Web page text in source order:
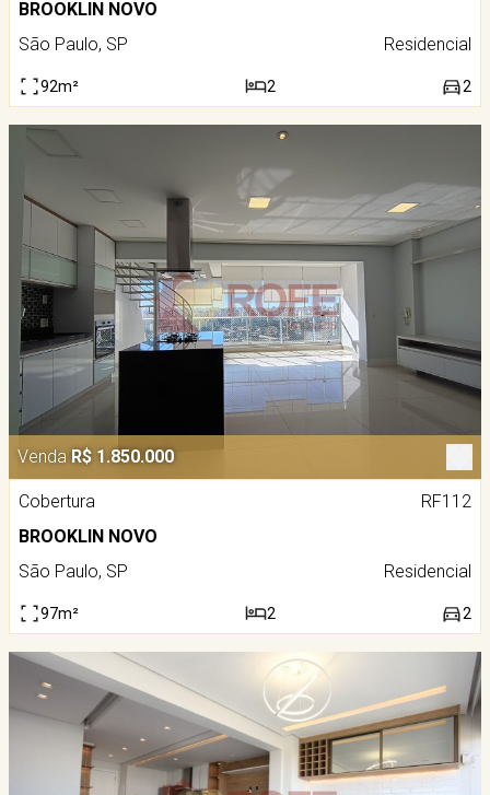
BROOKLIN NOVO
São Paulo, SP
Residencial
92m² 2 2
Venda R$ 1.850.000
Cobertura
RF112
BROOKLIN NOVO
São Paulo, SP
Residencial
97m² 2 2